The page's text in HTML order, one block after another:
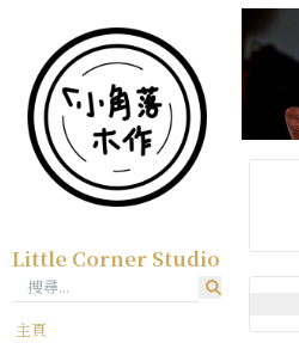
Little Corner Studio
主頁